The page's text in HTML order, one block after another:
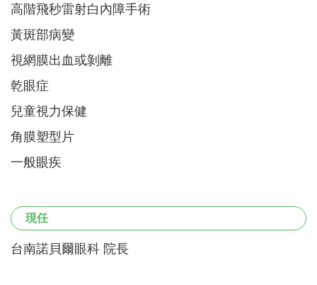
高階飛秒雷射白內障手術
黃斑部病變
視網膜出血或剝離
乾眼症
兒童視力保健
角膜塑型片
一般眼疾
現任
台南諾貝爾眼科 院長